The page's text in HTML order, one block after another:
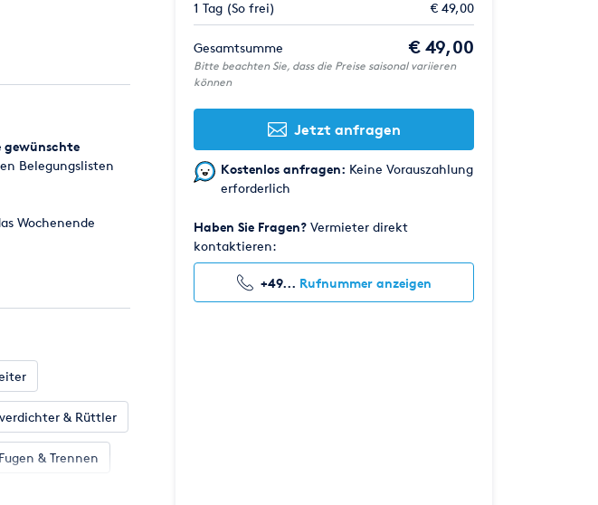
gewünschte
Belegungslisten
Wochenende
endet
dass zugesagte
parat zu haben.
(MasterCard -
& Rüttler
Fugen & Trennen
1 Tag (So frei)
€ 49,00
Gesamtsumme € 49,00
Bitte beachten Sie, dass die Preise saisonal variieren
können
Jetzt anfragen
Kostenlos anfragen: Keine Vorauszahlung
erforderlich
Haben Sie Fragen? Vermieter direkt
kontaktieren:
+49... Rufnummer anzeigen